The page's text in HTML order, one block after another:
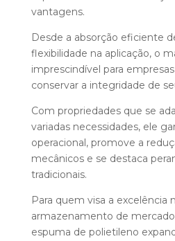
vantagens.
Desde a absorção eficiente
flexibilidade na aplicação, o
imprescindível para
conservar a integridade de
Com propriedades que se
variadas necessidades, ele
operacional, promove a
mecânicos e se destaca
tradicionais.
Para quem visa a excelência
armazenamento de
espuma de polietileno